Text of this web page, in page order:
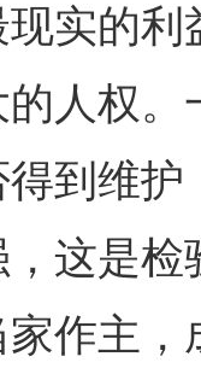
实的
人权
到维
这是
作主